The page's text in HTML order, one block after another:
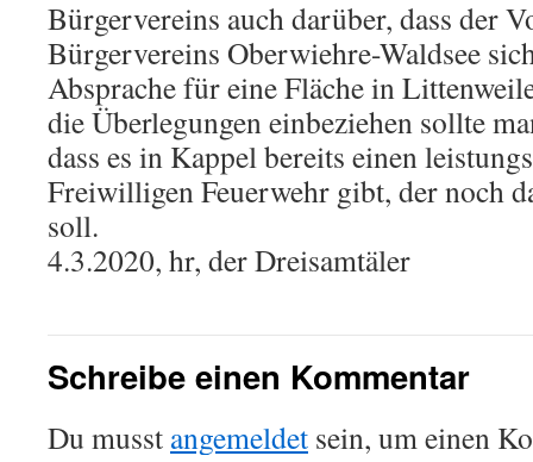
Bürgervereins auch darüber, dass der
Bürgervereins Oberwiehre-Waldsee
Absprache für eine Fläche in
die Überlegungen einbeziehen sollte
dass es in Kappel bereits einen
Freiwilligen Feuerwehr gibt, der noch
soll.
4.3.2020, hr, der Dreisamtäler
Schreibe einen Kommentar
Du musst angemeldet sein, um einen